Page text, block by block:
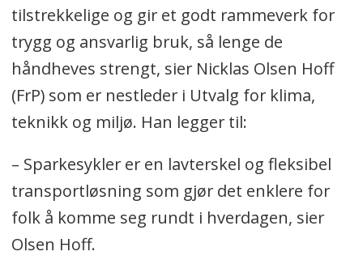
tilstrekkelige og gir et godt rammeverk for
trygg og ansvarlig bruk, så lenge de
håndheves strengt, sier Nicklas Olsen Hoff
(FrP) som er nestleder i Utvalg for klima,
teknikk og miljø. Han legger til:
– Sparkesykler er en lavterskel og fleksibel
transportløsning som gjør det enklere for
folk å komme seg rundt i hverdagen, sier
Olsen Hoff.